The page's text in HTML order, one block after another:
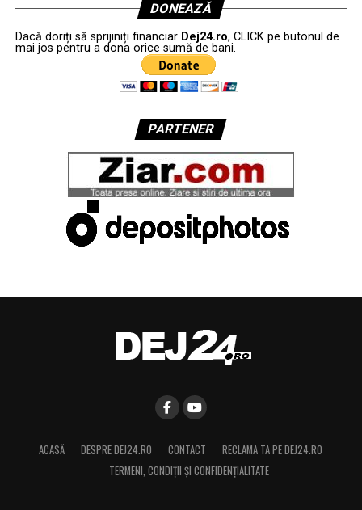
DONEAZĂ
Dacă doriți să sprijiniți financiar Dej24.ro, CLICK pe butonul de
mai jos pentru a dona orice sumă de bani.
PARTENER
ACASĂ DESPRE DEJ24.RO CONTACT
RECLAMA TA PE DEJ24.RO
TERMENI, CONDIŢII ȘI CONFIDENȚIALITATE